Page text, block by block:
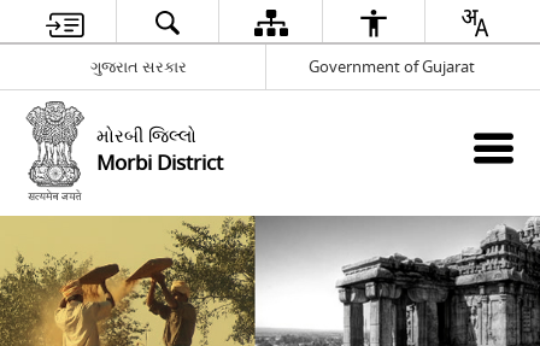
ગુજરાત સરકાર Government of Gujarat
મોરબી જિલ્લો
Morbi District